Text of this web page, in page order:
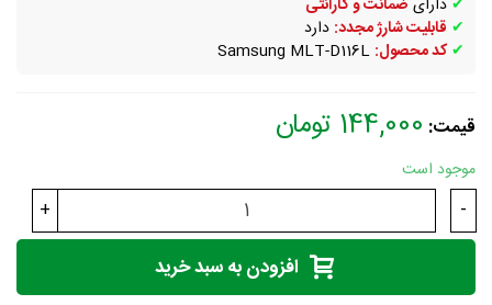
✔ دارای ضمانت و گارانتی
✔ قابلیت شارژ مجدد: دارد
✔ کد محصول:
قیمت: 144,000 تومان
موجود است
-
+
افزودن به سبد خرید